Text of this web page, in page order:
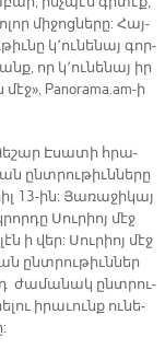
մի­ջոց­նե­րը: Հայ­
կ՚ու­նե­նայ գոր­
որ կ՚ու­նե­նայ իր
Panorama.am-ի
Է­սա­տի հրա­
ընտ­րու­թիւն­նե­րը
13-ին: Յա­ռա­ջի­կայ
Սու­րիոյ մէջ
ի վեր: Սու­րիոյ մէջ
ընտ­րու­թիւն­ներ
ժա­մա­նակ ընտ­րու­
ի­րա­ւունք ու­նե­